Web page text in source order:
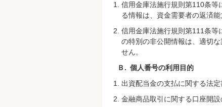
信用金庫法施行規則第110条等
る情報は、資金需要者の返済
信用金庫法施行規則第111条等
の特別の非公開情報は、適切
せん。
Ｂ. 個人番号の利用目的
出資配当金の支払に関する法
金融商品取引に関する口座開